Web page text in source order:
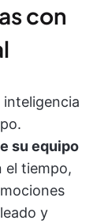
con
su equipo
el tiempo,
y